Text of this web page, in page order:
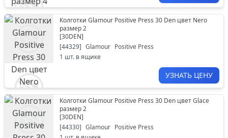
Колготки Glamour Positive Press 30 Den цвет Nero
размер 2
[30DEN]
[44329] Glamour Positive Press
1 шт. в ящике
УЗНАТЬ ЦЕНУ
Колготки Glamour Positive Press 30 Den цвет Glace
размер 2
[30DEN]
[44330] Glamour Positive Press